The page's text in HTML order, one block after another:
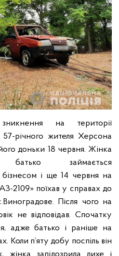
на території
річного жителя Херсона
доньки 18 червня. Жінка
займається
бізнесом і ще 14 червня на
2109» поїхав у справах до
Після чого на
не відповідав. Спочатку
адже батько і раніше на
Коли п’яту добу поспіль він